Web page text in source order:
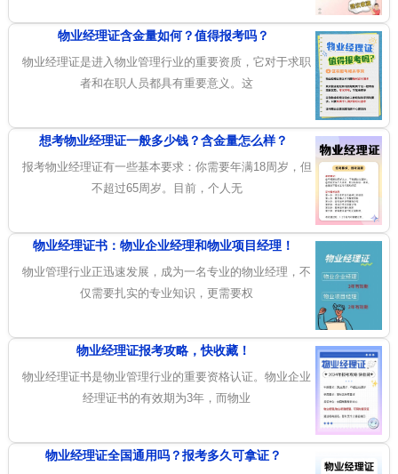
物业经理证含金量如何？值得报考吗？
物业经理证是进入物业管理行业的重要资质，它对于求职
者和在职人员都具有重要意义。这
想考物业经理证一般多少钱？含金量怎么样？
报考物业经理证有一些基本要求：你需要年满18周岁，但
不超过65周岁。目前，个人无
物业经理证书：物业企业经理和物业项目经理！
物业管理行业正迅速发展，成为一名专业的物业经理，不
仅需要扎实的专业知识，更需要权
物业经理证报考攻略，快收藏！
物业经理证书是物业管理行业的重要资格认证。物业企业
经理证书的有效期为3年，而物业
物业经理证全国通用吗？报考多久可拿证？